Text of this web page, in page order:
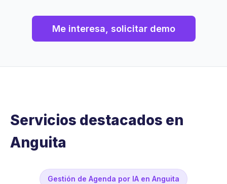
Me interesa, solicitar demo
Servicios destacados en
Anguita
Gestión de Agenda por IA en Anguita